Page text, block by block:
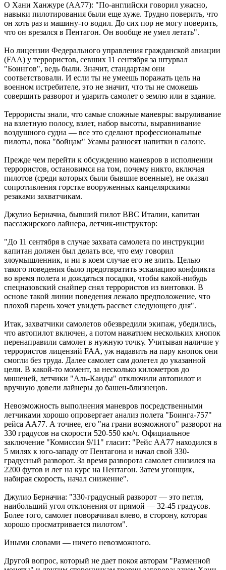
О Хани Ханжуре (АА77): "По-английски говорил ужасно,
навыки пилотирования были еще хуже. Трудно поверить, что
он хоть раз и машину-то водил. До сих пор не могу поверить,
что он врезался в Пентагон. Он вообще не умел летать".
Но лицензии Федерального управления гражданской авиации
(FAA) у террористов, севших 11 сентября за штурвал
"Боингов", ведь были. Значит, стандартам они
соответствовали. И если ты не умеешь поражать цель на
военном истребителе, это не значит, что ты не сможешь
совершить разворот и ударить самолет о землю или в здание.
Террористы знали, что самые сложные маневры: выруливание
на взлетную полосу, взлет, набор высоты, выравнивание
воздушного судна — все это сделают профессиональные
пилоты, пока "бойцам" Усамы разносят напитки в салоне.
Прежде чем перейти к обсуждению маневров в исполнении
террористов, остановимся на том, почему никто, включая
пилотов (среди которых были бывшие военные), не оказал
сопротивления горстке вооруженных канцелярскими
резаками захватчикам.
Джулио Берначиа, бывший пилот ВВС Италии, капитан
пассажирского лайнера, летчик-инструктор:
"До 11 сентября в случае захвата самолета по инструкции
капитан должен был делать все, что ему говорил
злоумышленник, и ни в коем случае его не злить. Целью
такого поведения было предотвратить эскалацию конфликта
во время полета и дождаться посадки, чтобы какой-нибудь
спецназовский снайпер снял террористов из винтовки. В
основе такой линии поведения лежало предположение, что
плохой парень хочет увидеть рассвет следующего дня".
Итак, захватчики самолетов обезвредили экипаж, убедились,
что автопилот включен, а потом нажатием нескольких кнопок
перенаправили самолет в нужную точку. Учитывая наличие у
террористов лицензий FAA, уж надавить на пару кнопок они
смогли без труда. Далее самолет сам долетел до указанной
цели. В какой-то момент, за несколько километров до
мишеней, летчики "Аль-Каиды" отключили автопилот и
вручную довели лайнеры до башен-близнецов.
Невозможность выполнения маневров посредственными
летчиками хорошо опровергает анализ полета "Боинга-757"
рейса АА77. А точнее, его "на грани возможного" разворот на
330 градусов на скорости 520-550 км/ч. Официальное
заключение "Комиссии 9/11" гласит: "Рейс АА77 находился в
5 милях к юго-западу от Пентагона и начал свой 330-
градусный разворот. За время разворота самолет снизился на
2200 футов и лег на курс на Пентагон. Затем угонщик,
набирая скорость, начал снижение".
Джулио Берначиа: "330-градусный разворот — это петля,
наибольший угол отклонения от прямой — 32-45 градусов.
Более того, самолет поворачивал влево, в сторону, которая
хорошо просматривается пилотом".
Иными словами — ничего невозможного.
Другой вопрос, который не дает покоя авторам "Разменной